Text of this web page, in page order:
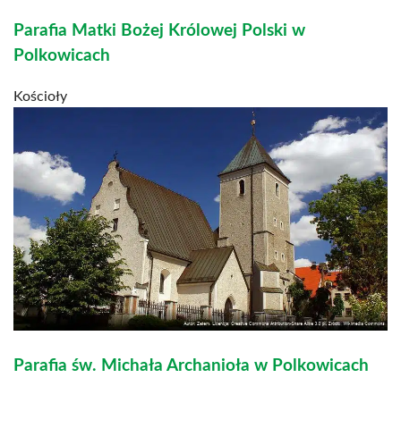
Parafia Matki Bożej Królowej Polski w
Polkowicach
Kościoły
Parafia św. Michała Archanioła w Polkowicach